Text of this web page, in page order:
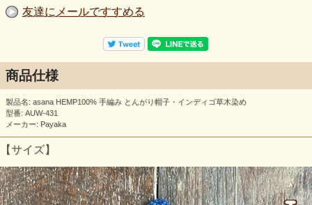
友達にメールですすめる
商品仕様
製品名: asana HEMP100% 手編み とんがり帽子・インディゴ草木染め
型番: AUW-431
メーカー: Payaka
【サイズ】